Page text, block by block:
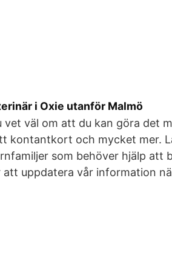
i Oxie utanför Malmö
väl om att du kan göra det
kontantkort och mycket mer.
som behöver hjälp att
uppdatera vår information